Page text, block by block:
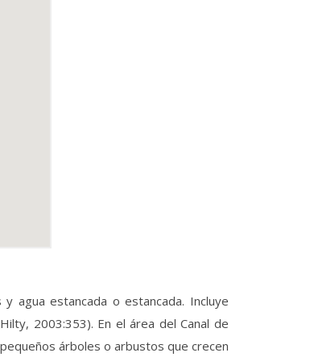
agua estancada o estancada. Incluye
2003:353). En el área del Canal de
árboles o arbustos que crecen